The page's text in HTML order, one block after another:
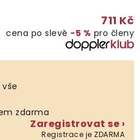
711 Kč
cena po slevě −5 % pro členy
zdarma
Zaregistrovat se ›
Registrace je ZDARMA